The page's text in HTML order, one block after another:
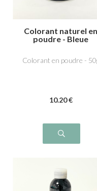
Colorant naturel en
poudre - Bleue
Colorant en poudre -
10.20 €